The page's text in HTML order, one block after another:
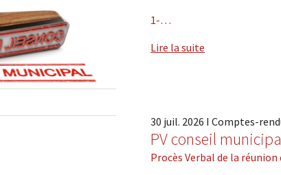
1-…
Lire la suite
30 juil. 2026 I Comptes-
PV conseil
Procès Verbal de la